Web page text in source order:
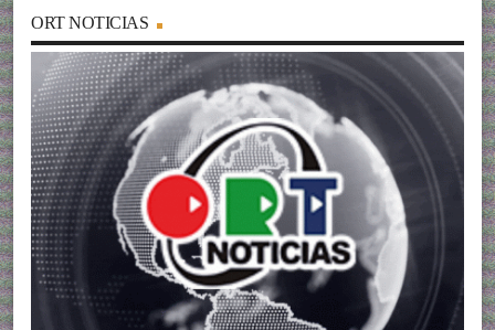
ORT NOTICIAS